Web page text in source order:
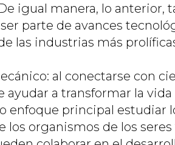
igual manera, lo anterior,
parte de avances
las industrias más
al conectarse con
a transformar la
enfoque principal estudiar
los organismos de los